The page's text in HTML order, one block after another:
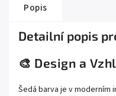
Popis
Detailní popis
🎨 Design a
Šedá barva je v moderním